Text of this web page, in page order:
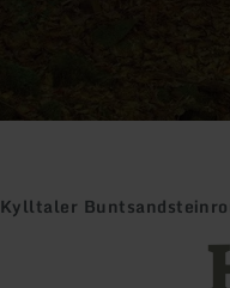
Kylltaler